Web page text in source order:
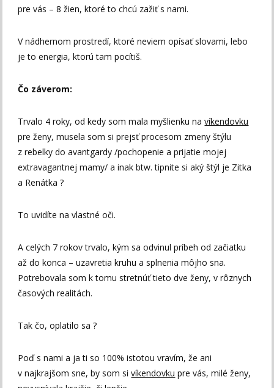
pre vás – 8 žien, ktoré to chcú zažiť s nami.
V nádhernom prostredí, ktoré neviem opísať slovami, lebo
je to energia, ktorú tam pocítiš.
Čo záverom:
Trvalo 4 roky, od kedy som mala myšlienku navíkendovku
pre ženy, musela som si prejsť procesom zmeny štýlu
z rebelky do avantgardy /pochopenie a prijatie mojej
extravagantnej mamy/ a inak btw. tipnite si aký štýl je Zitka
a Renátka ?
To uvidíte na vlastné oči.
A celých 7 rokov trvalo, kým sa odvinul príbeh od začiatku
až do konca – uzavretia kruhu a splnenia môjho sna.
Potrebovala som k tomu stretnúť tieto dve ženy, v rôznych
časových realitách.
Tak čo, oplatilo sa ?
Poď s nami a ja ti so 100% istotou vravím, že ani
v najkrajšom sne, by som sivíkendovku pre vás, milé ženy,